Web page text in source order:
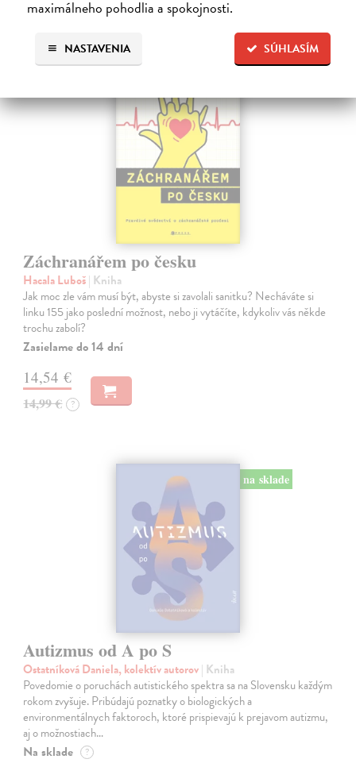
maximálneho pohodlia a spokojnosti.
SÚHLASÍM
NASTAVENIA
16,50 € ?
Záchranářem po česku
Hacala Luboš| Kniha
Jak moc zle vám musí být, abyste si zavolali sanitku? Necháváte si
linku 155 jako poslední možnost, nebo ji vytáčíte, kdykoliv vás někde
trochu zabolí?
Zasielame do 14 dní
14,54 €
14,99 € ?
na sklade
Autizmus od A po S
Ostatníková Daniela, kolektív autorov| Kniha
Povedomie o poruchách autistického spektra sa na Slovensku každým
rokom zvyšuje. Pribúdajú poznatky o biologických a
environmentálnych faktoroch, ktoré prispievajú k prejavom autizmu,
aj o možnostiach…
Na sklade ?